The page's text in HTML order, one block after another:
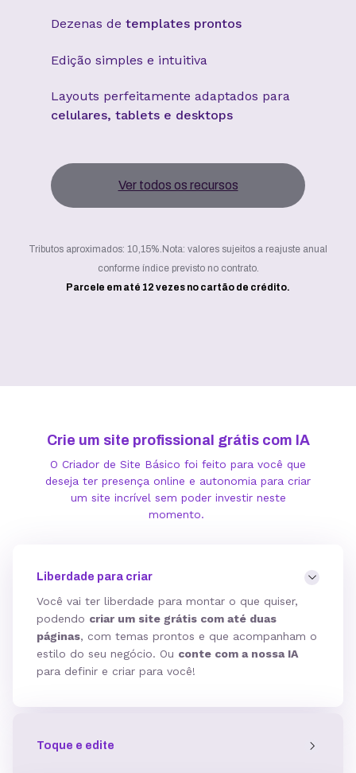
Dezenas de templates prontos
Edição simples e intuitiva
Layouts perfeitamente adaptados para
celulares, tablets e desktops
Ver todos os recursos
Tributos aproximados: 10,15%. Nota: valores sujeitos a reajuste anual
conforme índice previsto no contrato.
Parcele em até 12 vezes no cartão de crédito.
Crie um site profissional grátis com IA
O Criador de Site Básico foi feito para você que
deseja ter presença online e autonomia para criar
um site incrível sem poder investir neste
momento.
Liberdade para criar
Você vai ter liberdade para montar o que quiser,
podendo criar um site grátis com até duas
páginas, com temas prontos e que acompanham o
estilo do seu negócio. Ou conte com a nossa IA
para definir e criar para você!
Toque e edite